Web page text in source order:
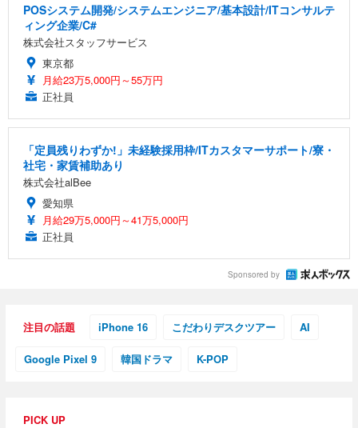
POSシステム開発/システムエンジニア/基本設計/ITコンサルテ
ィング企業/C#
株式会社スタッフサービス
東京都
月給23万5,000円～55万円
正社員
「定員残りわずか!」未経験採用枠/ITカスタマーサポート/寮・
社宅・家賃補助あり
株式会社alBee
愛知県
月給29万5,000円～41万5,000円
正社員
Sponsored by
注目の話題 iPhone 16 こだわりデスクツアー AI
Google Pixel 9 韓国ドラマ K-POP
PICK UP